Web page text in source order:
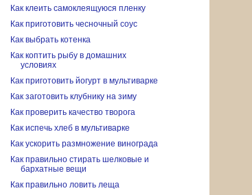
Как клеить самоклеящуюся пленку
Как приготовить чесночный соус
Как выбрать котенка
Как коптить рыбу в домашних
условиях
Как приготовить йогурт в мультиварке
Как заготовить клубнику на зиму
Как проверить качество творога
Как испечь хлеб в мультиварке
Как ускорить размножение винограда
Как правильно стирать шелковые и
бархатные вещи
Как правильно ловить леща